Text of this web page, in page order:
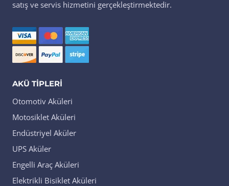
satış ve servis hizmetini gerçekleştirmektedir.
AKÜ TIPLERI
Otomotiv Aküleri
Motosiklet Aküleri
Endüstriyel Aküler
UPS Aküler
Engelli Araç Aküleri
Elektrikli Bisiklet Aküleri